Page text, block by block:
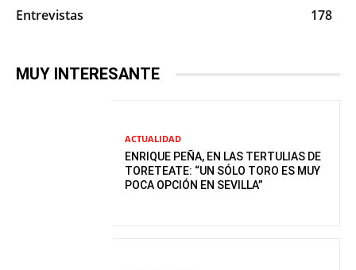
Entrevistas
178
MUY INTERESANTE
ACTUALIDAD
ENRIQUE PEÑA, EN LAS TERTULIAS DE
TORETEATE: “UN SÓLO TORO ES MUY
POCA OPCIÓN EN SEVILLA”